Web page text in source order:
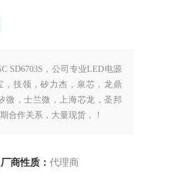
SD6703S，公司专业LED电源
技领，矽力杰，泉芯，龙鼎
微，士兰微，上海芯龙，圣邦
合作关系，大量现货，！
厂商性质： 代理商